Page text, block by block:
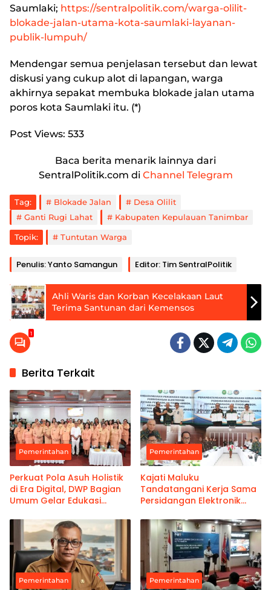
Saumlaki; https://sentralpolitik.com/warga-olilit-
blokade-jalan-utama-kota-saumlaki-layanan-
publik-lumpuh/
Mendengar semua penjelasan tersebut dan lewat
diskusi yang cukup alot di lapangan, warga
akhirnya sepakat membuka blokade jalan utama
poros kota Saumlaki itu. (*)
Post Views: 533
Baca berita menarik lainnya dari
SentralPolitik.com di Channel Telegram
Tag: Blokade Jalan
Desa Olilit
Ganti Rugi Lahat
Kabupaten Kepulauan Tanimbar
Topik: Tuntutan Warga
Penulis: Yanto Samangun Editor: Tim SentralPolitik
Ahli Waris dan Korban Kecelakaan Laut
Terima Santunan dari Kemensos
1
Berita Terkait
Pemerintahan
Perkuat Pola Asuh Holistik
di Era Digital, DWP Bagian
Umum Gelar Edukasi
Pemerintahan
Kajati Maluku
Tandatangani Kerja Sama
Persidangan Elektronik
Kanwil Pemasyarakatan
Maluku
Pemerintahan Pemerintahan